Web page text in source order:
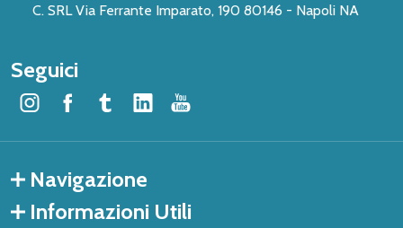
C. SRL Via Ferrante Imparato, 190 80146 - Napoli NA
Seguici
Navigazione
Informazioni Utili